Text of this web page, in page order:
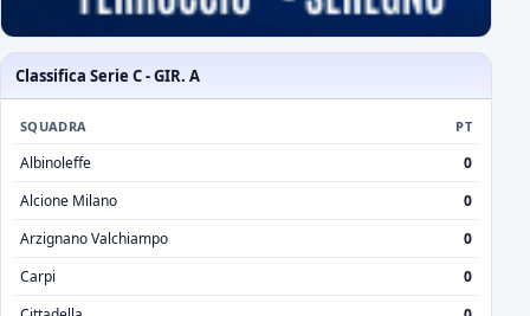
Classifica Serie C - GIR. A
SQUADRA PT
Albinoleffe
0
Alcione Milano
0
Arzignano Valchiampo
0
Carpi
0